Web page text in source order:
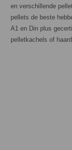
en verschillende
pellets de beste
A1 en Din plus
pelletkachels of